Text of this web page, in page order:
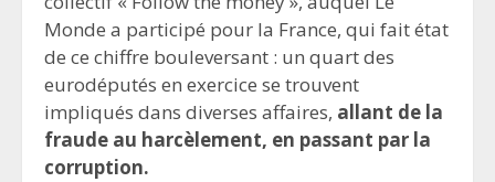
Monde a participé pour la France, qui fait état
de ce chiffre bouleversant : un quart des
eurodéputés en exercice se trouvent
impliqués dans diverses affaires, allant de la
fraude au harcèlement, en passant par la
corruption.